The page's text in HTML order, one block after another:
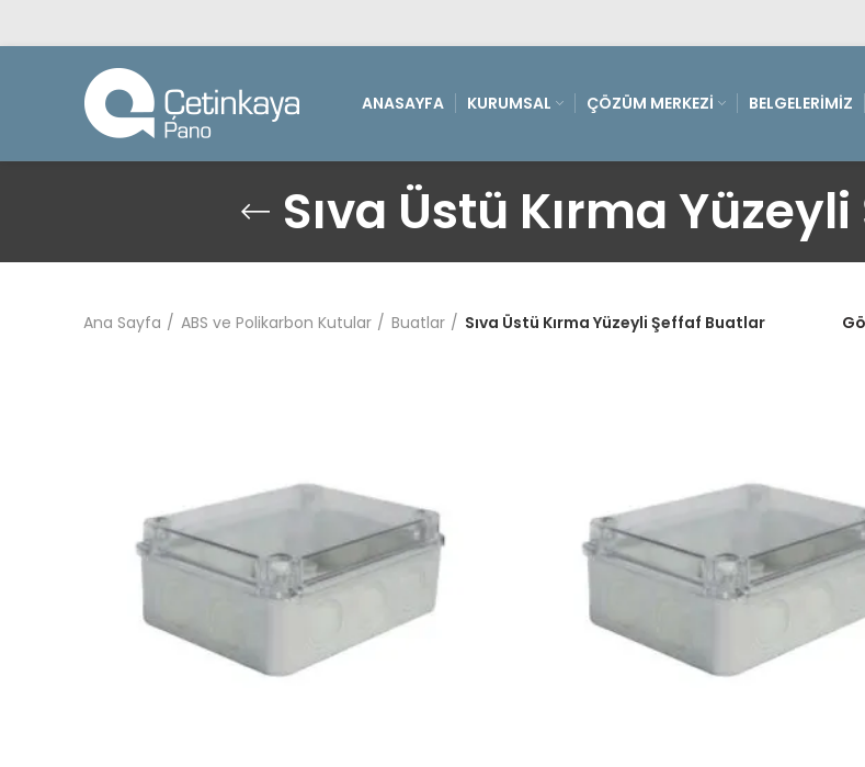
ANASAYFA KURUMSAL ÇÖZÜM MERKEZI BELGELERIMIZ
Sıva Üstü Kırma
Ana Sayfa ABS ve Polikarbon Kutular Buatlar Sıva Üstü Kırma Yüzeyli Şeffaf Buatlar